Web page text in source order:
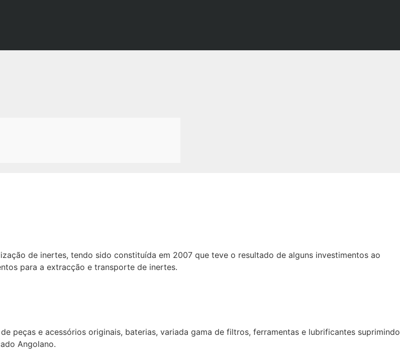
de inertes, tendo sido constituída em 2007 que teve o resultado de alguns investimentos ao
para a extracção e transporte de inertes.
peças e acessórios originais, baterias, variada gama de filtros, ferramentas e lubrificantes suprimindo
Angolano.